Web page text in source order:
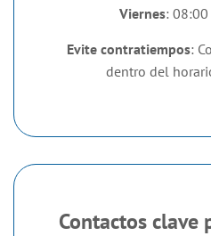
Viernes:
Evite contratiempos:
dentro del
Contactos clave